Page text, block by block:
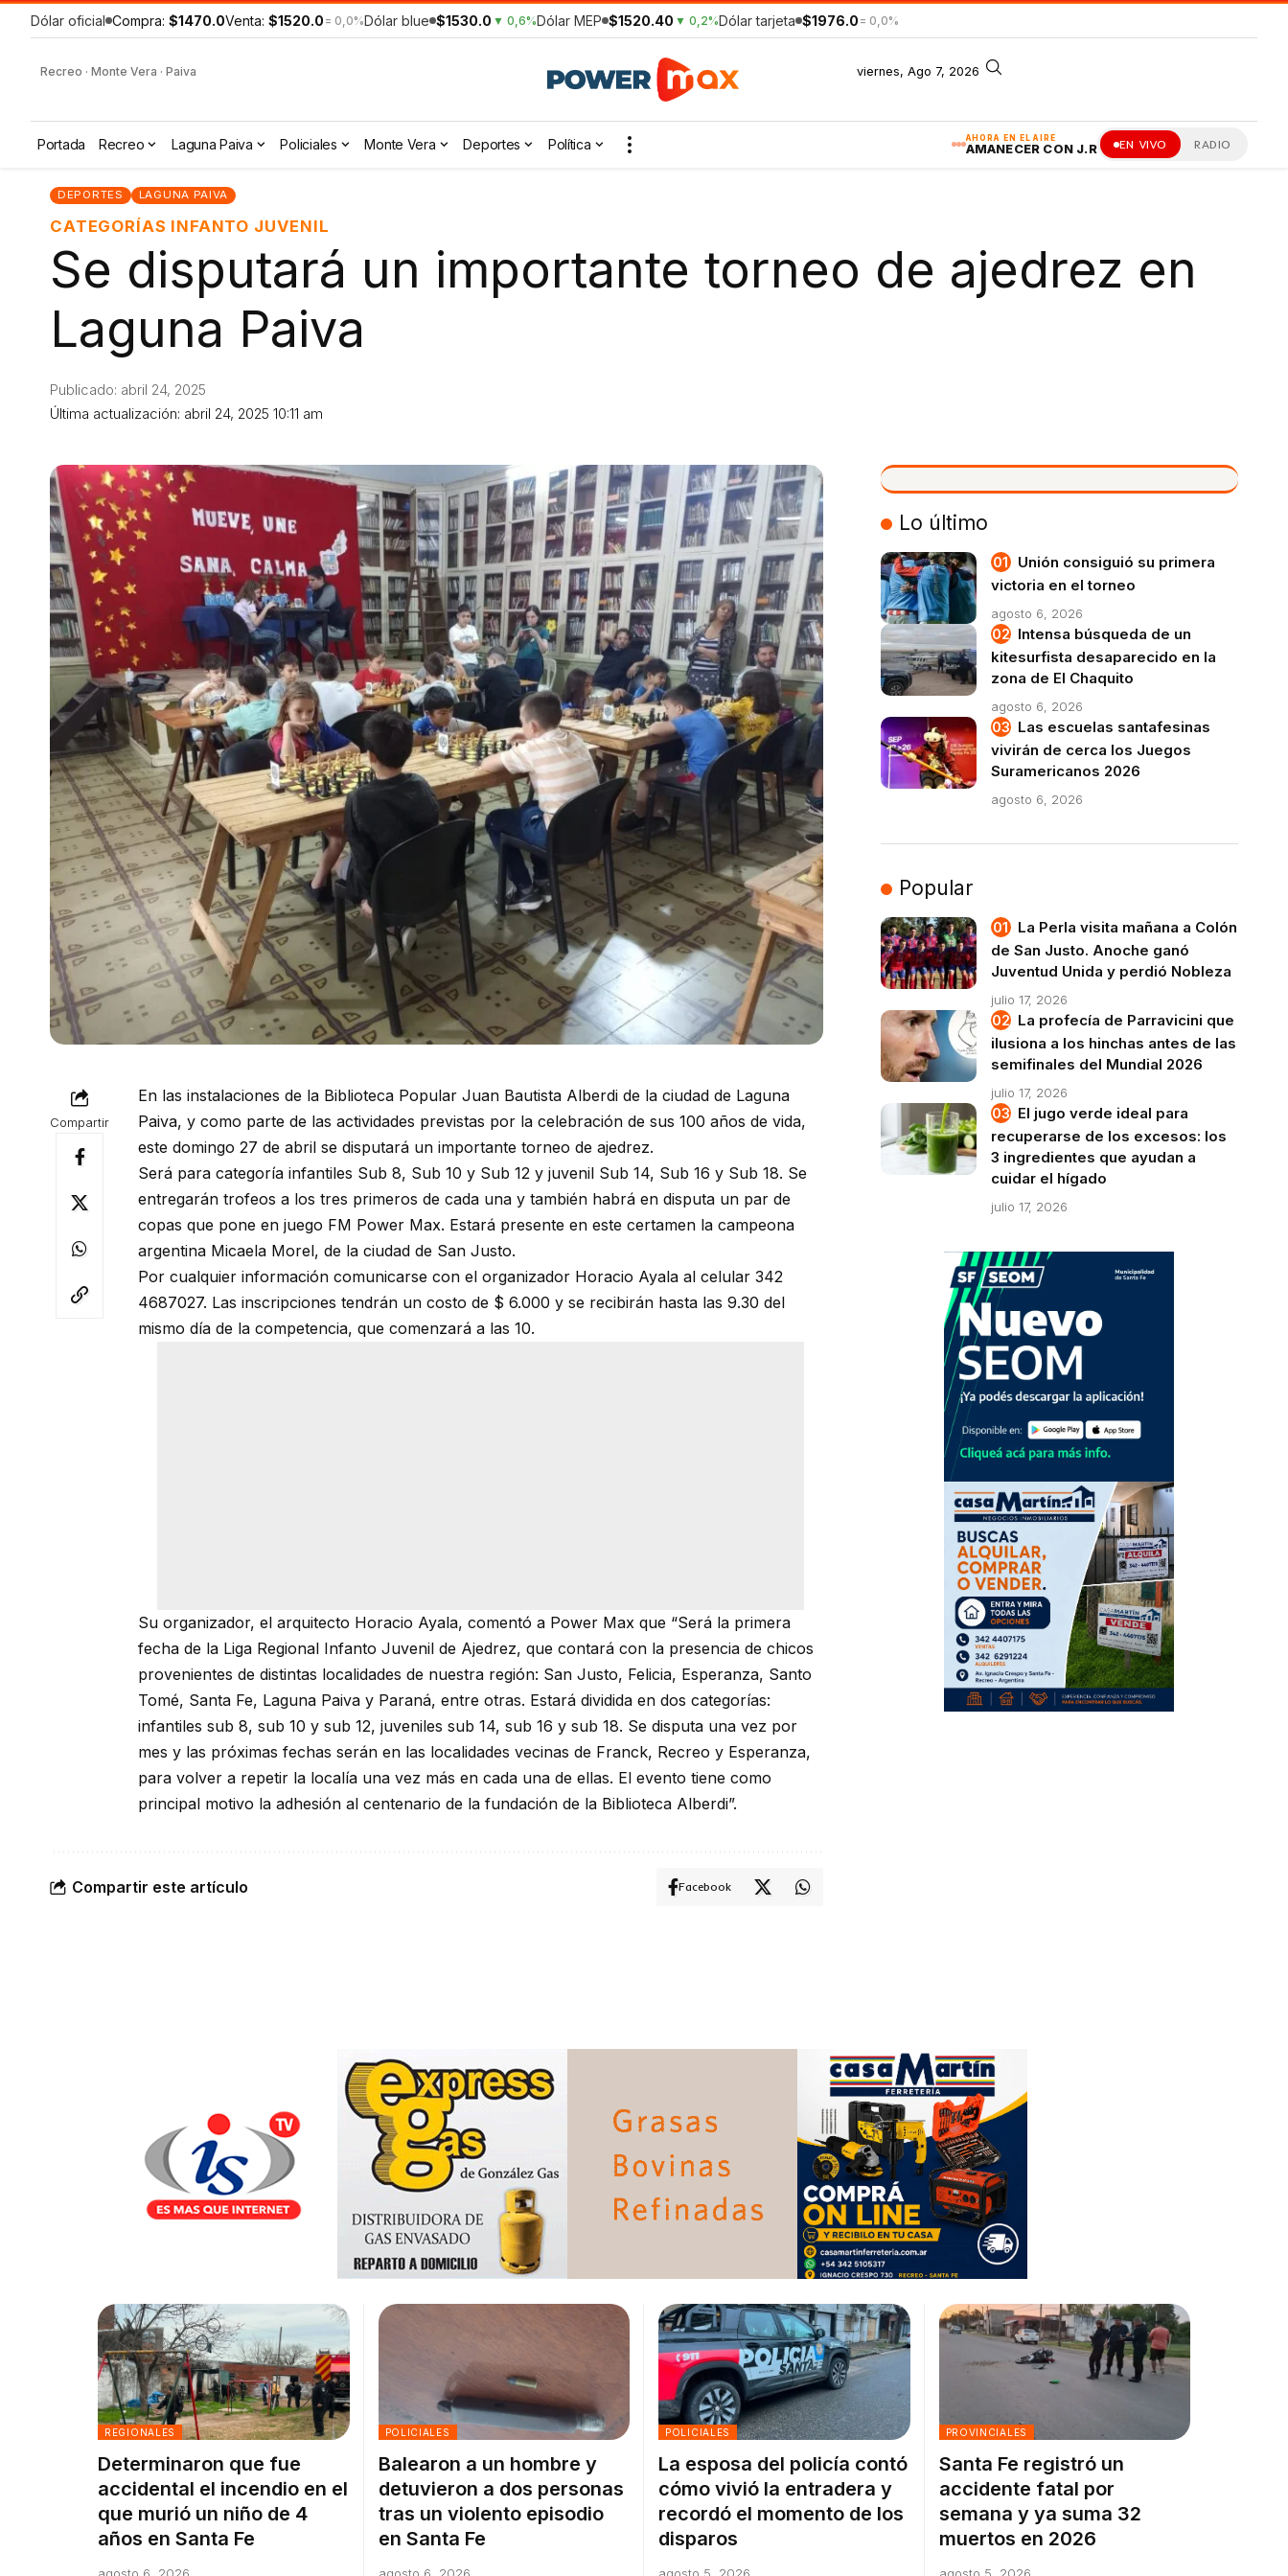
Dólar oficial Compra: $1470.0Venta: $1520.0 = 0,0%Dólar blue $1530.0 ▼ 0,6%Dólar MEP $1520.40 ▼ 0,2%Dólar tarjeta $1976.0 = 0,0%
Recreo · Monte Vera · Paiva viernes, Ago 7, 2026
AHORA EN EL AIRE
AMANECER CON J.R EN VIVO RADIO
Portada Recreo Laguna Paiva Policiales Monte Vera Deportes Política
DEPORTES LAGUNA PAIVA
CATEGORÍAS INFANTO JUVENIL
Se disputará un importante torneo de ajedrez en
Laguna Paiva
Última actualización: abril 24, 2025 10:11 am
Publicado: abril 24, 2025
Compartir
En las instalaciones de la Biblioteca Popular Juan Bautista Alberdi de la ciudad de Laguna
Paiva, y como parte de las actividades previstas por la celebración de sus 100 años de vida,
este domingo 27 de abril se disputará un importante torneo de ajedrez.
Será para categoría infantiles Sub 8, Sub 10 y Sub 12 y juvenil Sub 14, Sub 16 y Sub 18. Se
entregarán trofeos a los tres primeros de cada una y también habrá en disputa un par de
copas que pone en juego FM Power Max. Estará presente en este certamen la campeona
argentina Micaela Morel, de la ciudad de San Justo.
Por cualquier información comunicarse con el organizador Horacio Ayala al celular 342
4687027. Las inscripciones tendrán un costo de $ 6.000 y se recibirán hasta las 9.30 del
mismo día de la competencia, que comenzará a las 10.
Su organizador, el arquitecto Horacio Ayala, comentó a Power Max que “Será la primera
fecha de la Liga Regional Infanto Juvenil de Ajedrez, que contará con la presencia de chicos
provenientes de distintas localidades de nuestra región: San Justo, Felicia, Esperanza, Santo
Tomé, Santa Fe, Laguna Paiva y Paraná, entre otras. Estará dividida en dos categorías:
infantiles sub 8, sub 10 y sub 12, juveniles sub 14, sub 16 y sub 18. Se disputa una vez por
mes y las próximas fechas serán en las localidades vecinas de Franck, Recreo y Esperanza,
para volver a repetir la localía una vez más en cada una de ellas. El evento tiene como
principal motivo la adhesión al centenario de la fundación de la Biblioteca Alberdi”.
Compartir este artículo Facebook
VIVO
Lo último
Unión consiguió su primera
victoria en el torneo
agosto 6, 2026
Intensa búsqueda de un
kitesurfista desaparecido en la
zona de El Chaquito
agosto 6, 2026
Las escuelas santafesinas
vivirán de cerca los Juegos
Suramericanos 2026
agosto 6, 2026
Popular
La Perla visita mañana a Colón
de San Justo. Anoche ganó
Juventud Unida y perdió Nobleza
julio 17, 2026
La profecía de Parravicini que
ilusiona a los hinchas antes de las
semifinales del Mundial 2026
julio 17, 2026
El jugo verde ideal para
recuperarse de los excesos: los
3 ingredientes que ayudan a
cuidar el hígado
julio 17, 2026
REGIONALES
Determinaron que fue
accidental el incendio en el
que murió un niño de 4
años en Santa Fe
POLICIALES
Balearon a un hombre y
detuvieron a dos personas
tras un violento episodio
en Santa Fe
POLICIALES
La esposa del policía contó
cómo vivió la entradera y
recordó el momento de los
disparos
PROVINCIALES
Santa Fe registró un
accidente fatal por
semana y ya suma 32
muertos en 2026